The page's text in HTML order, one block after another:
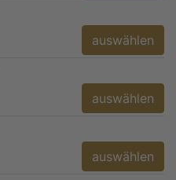
auswählen
auswählen
auswählen